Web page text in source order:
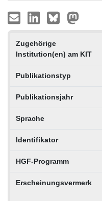
Zugehörige
Institution(en) am KIT
Publikationstyp
Publikationsjahr
Sprache
Identifikator
HGF-Programm
Erscheinungsvermerk